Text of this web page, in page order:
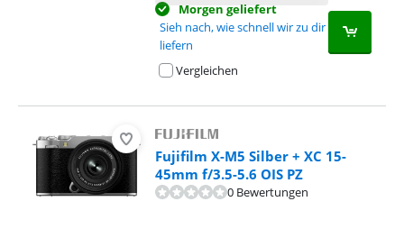
Morgen geliefert
Sieh nach, wie schnell wir zu dir
liefern
Vergleichen
Fujifilm X-M5 Silber + XC 15-
45mm f/3.5-5.6 OIS PZ
0 Bewertungen